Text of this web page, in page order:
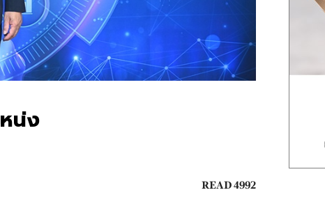
น่ง
READ 4992